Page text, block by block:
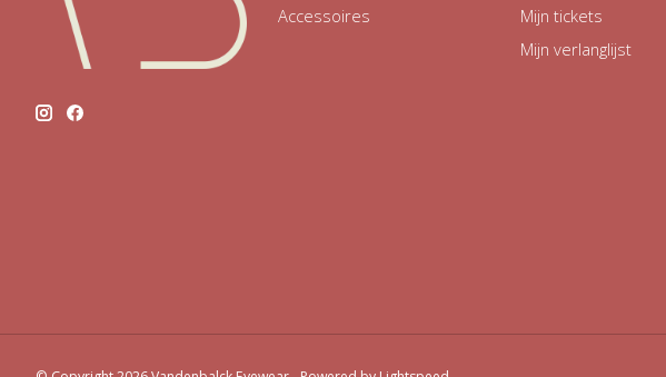
Accessoires
Mijn tickets
Mijn verlanglijst